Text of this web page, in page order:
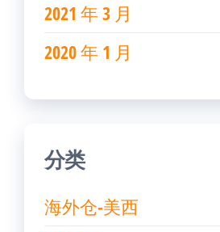
2021 年 3 月
2020 年 1 月
分类
海外仓-美西